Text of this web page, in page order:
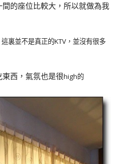
的座位比較大，所以就做為我
這裏並不是真正的KTV ，並沒有很多
西，氣氛也是很high的